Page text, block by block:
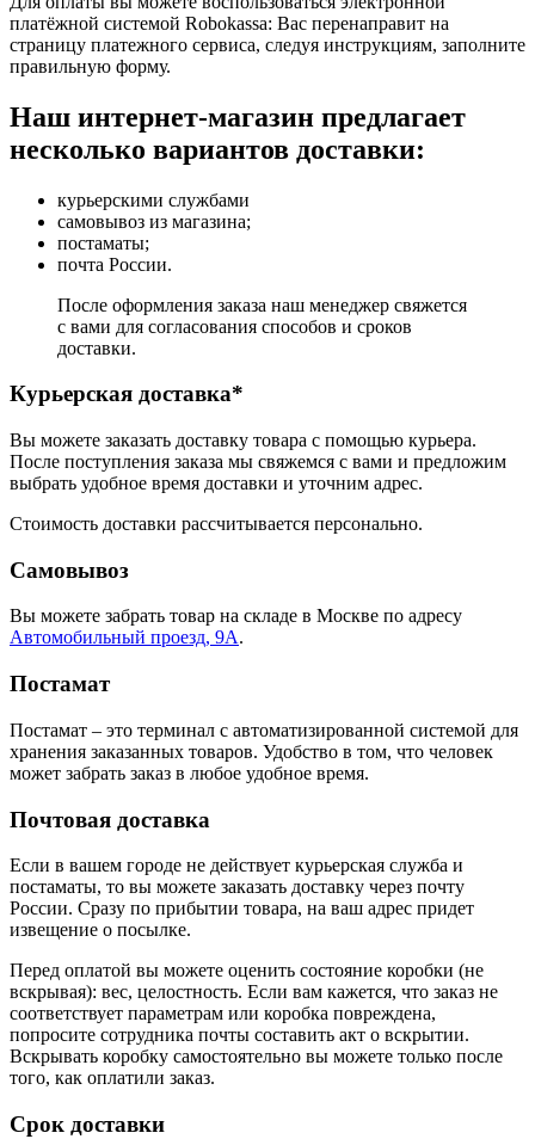
платёжной системой Robokassa: Вас перенаправит на
страницу платежного сервиса, следуя инструкциям, заполните
правильную форму.
Наш интернет-магазин предлагает
несколько вариантов доставки:
курьерскими службами
самовывоз из магазина;
постаматы;
почта России.
После оформления заказа наш менеджер свяжется
с вами для согласования способов и сроков
доставки.
Курьерская доставка*
Вы можете заказать доставку товара с помощью курьера.
После поступления заказа мы свяжемся с вами и предложим
выбрать удобное время доставки и уточним адрес.
Стоимость доставки рассчитывается персонально.
Самовывоз
Вы можете забрать товар на складе в Москве по адресу
Автомобильный проезд, 9А.
Постамат
Постамат – это терминал с автоматизированной системой для
хранения заказанных товаров. Удобство в том, что человек
может забрать заказ в любое удобное время.
Почтовая доставка
Если в вашем городе не действует курьерская служба и
постаматы, то вы можете заказать доставку через почту
России. Сразу по прибытии товара, на ваш адрес придет
извещение о посылке.
Перед оплатой вы можете оценить состояние коробки (не
вскрывая): вес, целостность. Если вам кажется, что заказ не
соответствует параметрам или коробка повреждена,
попросите сотрудника почты составить акт о вскрытии.
Вскрывать коробку самостоятельно вы можете только после
того, как оплатили заказ.
Срок доставки